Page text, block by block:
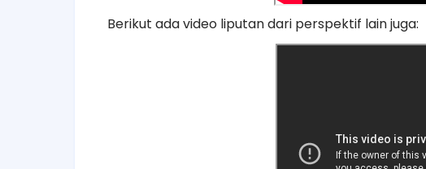
Berikut ada video liputan dari perspektif lain juga: